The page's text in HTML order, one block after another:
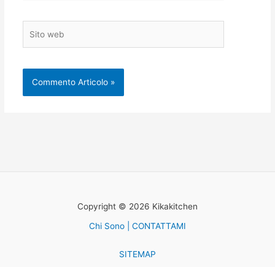
web
Copyright © 2026 Kikakitchen
Chi Sono | CONTATTAMI
SITEMAP